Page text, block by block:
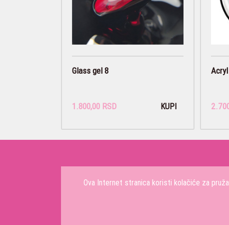
Ova Internet stranica koristi kolačiće za
Glass gel 8
1.800,00 RSD KUPI